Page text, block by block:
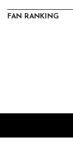
FAN RANKING